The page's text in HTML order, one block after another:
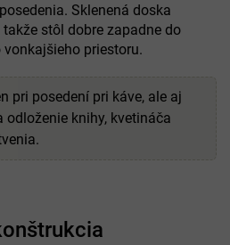
Sklenená doska
stôl dobre zapadne do
priestoru.
pri posedení pri káve, ale aj
knihy, kvetináča